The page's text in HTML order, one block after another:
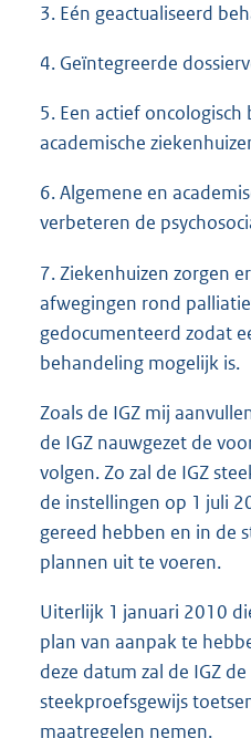
3. Eén geactualiseerd
4. Geïntegreerde
5. Een actief
academische
6. Algemene en
verbeteren de
7. Ziekenhuizen zorgen
afwegingen rond
gedocumenteerd zodat
behandeling mogelijk is.
Zoals de IGZ mij
de IGZ nauwgezet de
volgen. Zo zal de IGZ
de instellingen op 1 juli
gereed hebben en in de
plannen uit te voeren.
Uiterlijk 1 januari 2010
plan van aanpak te
deze datum zal de IGZ
steekproefsgewijs
maatregelen nemen.